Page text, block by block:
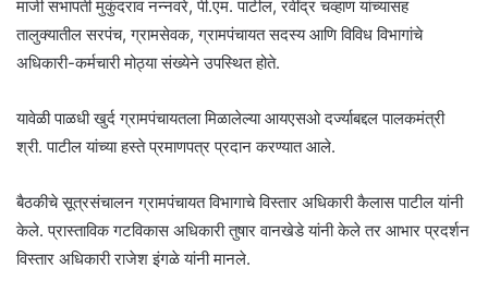
माजी सभापती मुकुंदराव नन्नवरे, पी.एम. पाटील, रवींद्र चव्हाण यांच्यासह
तालुक्यातील सरपंच, ग्रामसेवक, ग्रामपंचायत सदस्य आणि विविध विभागांचे
अधिकारी-कर्मचारी मोठ्या संख्येने उपस्थित होते.
यावेळी पाळधी खुर्द ग्रामपंचायतला मिळालेल्या आयएसओ दर्ज्याबद्दल पालकमंत्री
श्री. पाटील यांच्या हस्ते प्रमाणपत्र प्रदान करण्यात आले.
बैठकीचे सूत्रसंचालन ग्रामपंचायत विभागाचे विस्तार अधिकारी कैलास पाटील यांनी
केले. प्रास्ताविक गटविकास अधिकारी तुषार वानखेडे यांनी केले तर आभार प्रदर्शन
विस्तार अधिकारी राजेश इंगळे यांनी मानले.